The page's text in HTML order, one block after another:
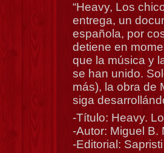
“Heavy, Los
entrega, un
española, por
detiene en
que la música y
se han unido.
más), la obra de
siga
-Título: Heavy.
-Autor: Miguel B.
-Editorial: Sapristi